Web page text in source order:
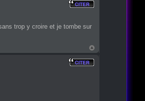
trop y croire et je tombe sur